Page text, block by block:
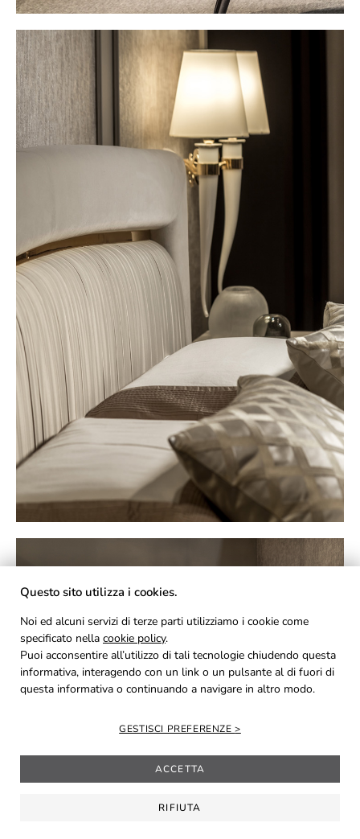
Questo sito utilizza i cookies.
Noi ed alcuni servizi di terze parti utilizziamo i cookie come
specificato nella cookie policy.
Puoi acconsentire all’utilizzo di tali tecnologie chiudendo questa
informativa, interagendo con un link o un pulsante al di fuori di
questa informativa o continuando a navigare in altro modo.
GESTISCI PREFERENZE
ACCETTA
RIFIUTA